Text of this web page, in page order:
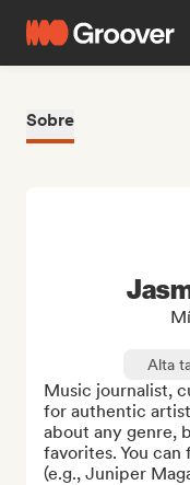
Sobre
Alta
Music journalist,
for authentic
about any genre,
favorites. You
(e.g., Juniper